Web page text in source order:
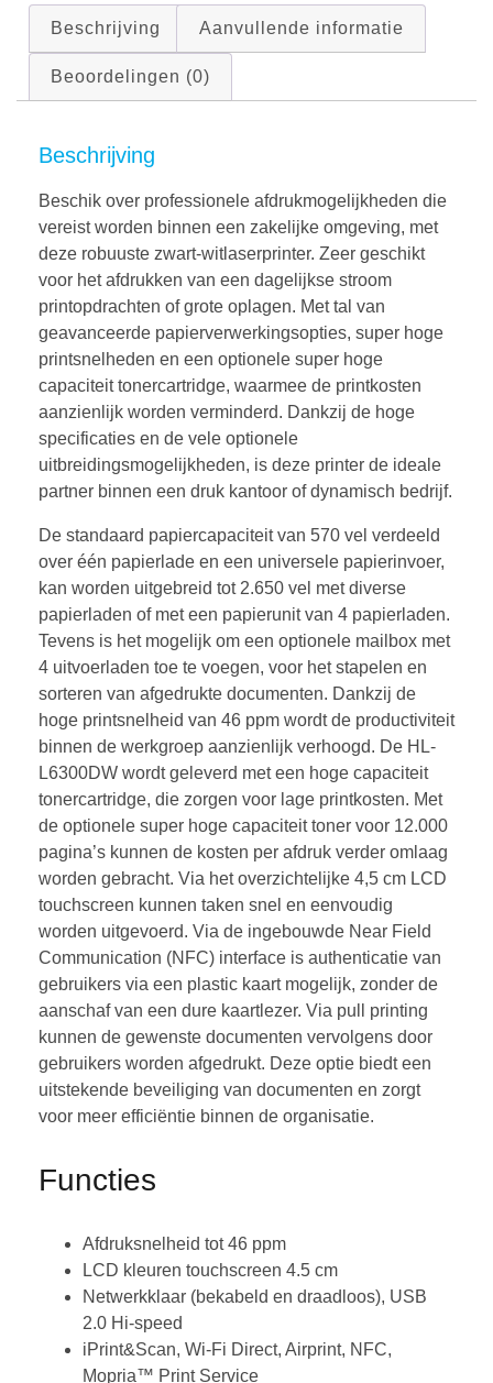
Beschrijving Aanvullende informatie
Beoordelingen (0)
Beschrijving
Beschik over professionele afdrukmogelijkheden die
vereist worden binnen een zakelijke omgeving, met
deze robuuste zwart-witlaserprinter. Zeer geschikt
voor het afdrukken van een dagelijkse stroom
printopdrachten of grote oplagen. Met tal van
geavanceerde papierverwerkingsopties, super hoge
printsnelheden en een optionele super hoge
capaciteit tonercartridge, waarmee de printkosten
aanzienlijk worden verminderd. Dankzij de hoge
specificaties en de vele optionele
uitbreidingsmogelijkheden, is deze printer de ideale
partner binnen een druk kantoor of dynamisch bedrijf.
De standaard papiercapaciteit van 570 vel verdeeld
over één papierlade en een universele papierinvoer,
kan worden uitgebreid tot 2.650 vel met diverse
papierladen of met een papierunit van 4 papierladen.
Tevens is het mogelijk om een optionele mailbox met
4 uitvoerladen toe te voegen, voor het stapelen en
sorteren van afgedrukte documenten. Dankzij de
hoge printsnelheid van 46 ppm wordt de productiviteit
binnen de werkgroep aanzienlijk verhoogd. De HL-
L6300DW wordt geleverd met een hoge capaciteit
tonercartridge, die zorgen voor lage printkosten. Met
de optionele super hoge capaciteit toner voor 12.000
pagina’s kunnen de kosten per afdruk verder omlaag
worden gebracht. Via het overzichtelijke 4,5 cm LCD
touchscreen kunnen taken snel en eenvoudig
worden uitgevoerd. Via de ingebouwde Near Field
Communication (NFC) interface is authenticatie van
gebruikers via een plastic kaart mogelijk, zonder de
aanschaf van een dure kaartlezer. Via pull printing
kunnen de gewenste documenten vervolgens door
gebruikers worden afgedrukt. Deze optie biedt een
uitstekende beveiliging van documenten en zorgt
voor meer efficiëntie binnen de organisatie.
Functies
Afdruksnelheid tot 46 ppm
LCD kleuren touchscreen 4.5 cm
Netwerkklaar (bekabeld en draadloos), USB
2.0 Hi-speed
iPrint&Scan, Wi-Fi Direct, Airprint, NFC,
Mopria™ Print Service